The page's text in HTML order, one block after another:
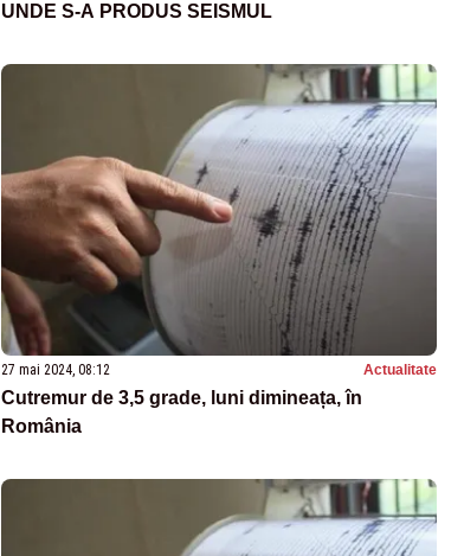
UNDE S-A PRODUS SEISMUL
27 mai 2024, 08:12 Actualitate
Cutremur de 3,5 grade, luni dimineața, în
România